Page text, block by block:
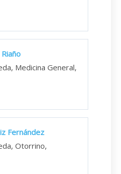
Medicina General,
Fernández
Otorrino,